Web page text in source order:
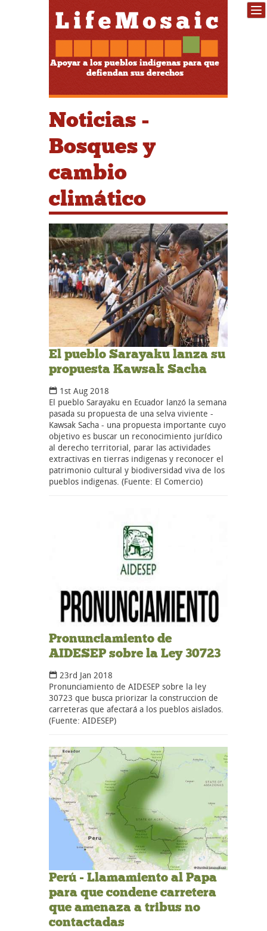
Apoyar a los pueblos indígenas para que
defiendan sus derechos
Noticias -
Bosques y
cambio
climático
El pueblo Sarayaku lanza su
propuesta Kawsak Sacha
1st Aug 2018
El pueblo Sarayaku en Ecuador lanzó la semana
pasada su propuesta de una selva viviente -
Kawsak Sacha - una propuesta importante cuyo
objetivo es buscar un reconocimiento jurídico
al derecho territorial, parar las actividades
extractivas en tierras indigenas y reconocer el
patrimonio cultural y biodiversidad viva de los
pueblos indigenas. (Fuente: El Comercio)
Pronunciamiento de
AIDESEP sobre la Ley 30723
23rd Jan 2018
Pronunciamiento de AIDESEP sobre la ley
30723 que busca priorizar la construccion de
carreteras que afectará a los pueblos aislados.
(Fuente: AIDESEP)
Perú - Llamamiento al Papa
para que condene carretera
que amenaza a tribus no
contactadas